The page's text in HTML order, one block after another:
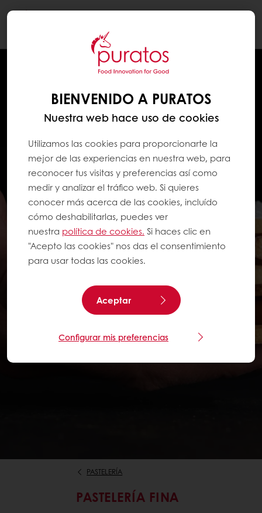
PASTELERÍA
PASTELERÍA FINA
BIENVENIDO A PURATOS
Nuestra web hace uso de cookies
Utilizamos las cookies para proporcionarte la
mejor de las experiencias en nuestra web, para
reconocer tus visitas y preferencias así como
medir y analizar el tráfico web. Si quieres
conocer más acerca de las cookies, incluído
cómo deshabilitarlas, puedes ver
nuestra política de cookies. Si haces clic en
"Acepto las cookies" nos das el consentimiento
para usar todas las cookies.
Aceptar
Configurar mis preferencias